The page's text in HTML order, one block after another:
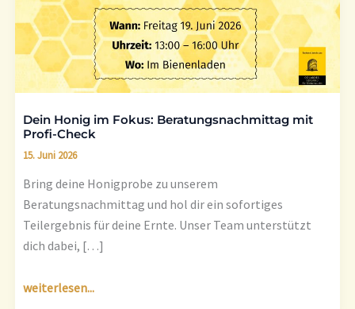
Dein Honig im Fokus: Beratungsnachmittag mit
Profi-Check
15. Juni 2026
Bring deine Honigprobe zu unserem
Beratungsnachmittag und hol dir ein sofortiges
Teilergebnis für deine Ernte. Unser Team unterstützt
dich dabei, […]
Fokus:
Beratungsnachmittag
mit
Profi-
weiterlesen...